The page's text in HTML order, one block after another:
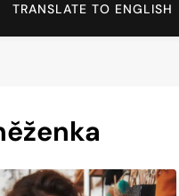
TRANSLATE TO ENGLISH